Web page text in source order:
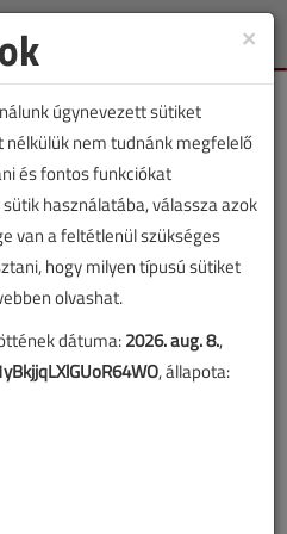
Toggle
F-gázok gyors
×
úgynevezett sütiket
nélkülük nem tudnánk megfelelő
és fontos funkciókat
használatába, válassza azok
van a feltétlenül szükséges
hogy milyen típusú sütiket
olvashat.
dátuma:2026. aug. 8.,
, állapota: